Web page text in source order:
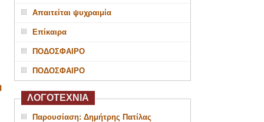
Απαιτείται ψυχραιμία
Επίκαιρα
ΠΟΔΟΣΦΑΙΡΟ
ΠΟΔΟΣΦΑΙΡΟ
ΛΟΓΟΤΕΧΝΙΑ
Παρουσίαση: Δημήτρης Πατίλας